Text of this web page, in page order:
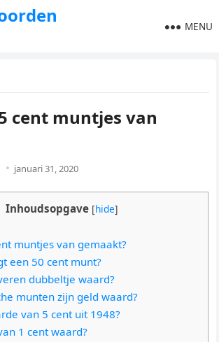
MENU
cent muntjes van
januari 31, 2020
Inhoudsopgave [hide]
muntjes van gemaakt?
een 50 cent munt?
dubbeltje waard?
munten zijn geld waard?
van 5 cent uit 1948?
1 cent waard?